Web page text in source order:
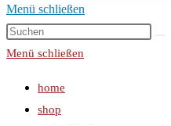
Menü schließen
Menü schließen
home
shop